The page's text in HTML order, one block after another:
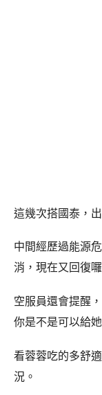
這幾次搭國泰，
中間經歷過能源
消，現在又回復
空服員還會提醒
你是不是可以給
看蓉蓉吃的多舒
況。